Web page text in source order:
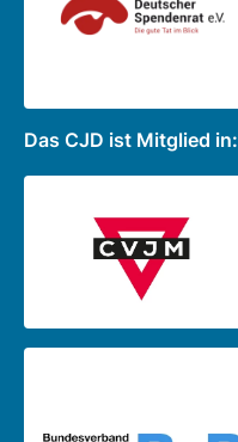
Das CJD ist Mitglied in: